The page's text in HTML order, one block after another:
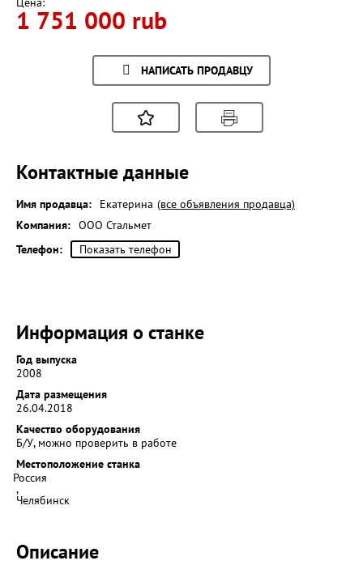
1 751 000 rub
НАПИСАТЬ ПРОДАВЦУ
Контактные данные
Имя продавца: Екатерина (все объявления продавца)
Компания: ООО Стальмет
Телефон:
Показать телефон
Информация о станке
Год выпуска
2008
Дата размещения
26.04.2018
Качество оборудования
Б/У, можно проверить в работе
Местоположение станка
Россия
,
Челябинск
Описание